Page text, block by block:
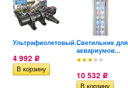
Ультрафиолетовый...
4 992 Р
Светильник для
аквариумов...
10 532 Р